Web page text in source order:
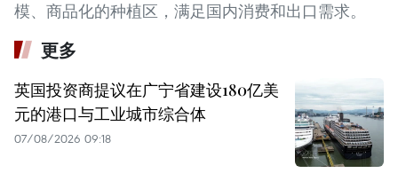
模、商品化的种植区，满足国内消费和出口需求。
更多
英国投资商提议在广宁省建设180亿美
元的港口与工业城市综合体
07/08/2026 09:18